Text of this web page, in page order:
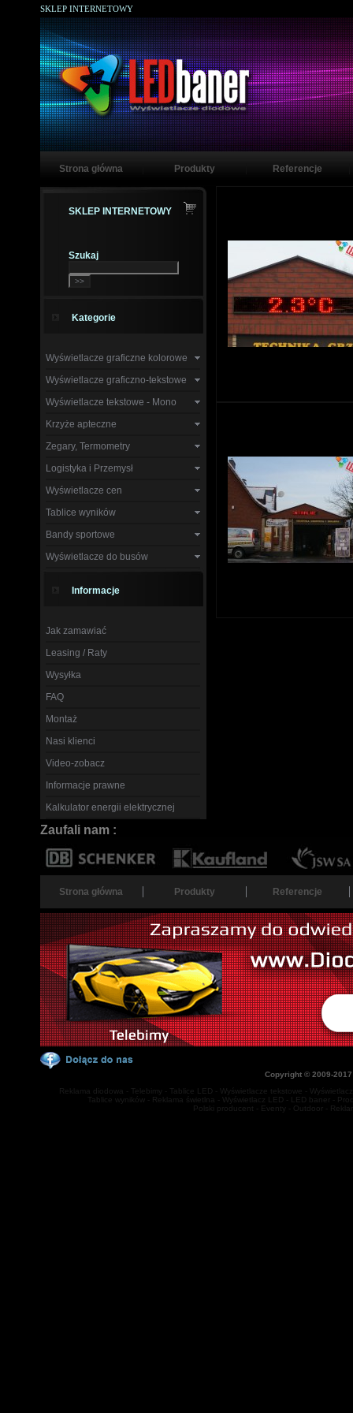
SKLEP INTERNETOWY
Strona główna Produkty Referencje
SKLEP INTERNETOWY
Szukaj
Kategorie
Wyświetlacze graficzne kolorowe
Wyświetlacze graficzno-tekstowe
Wyświetlacze tekstowe - Mono
Krzyże apteczne
Zegary, Termometry
Logistyka i Przemysł
Wyświetlacze cen
Tablice wyników
Bandy sportowe
Wyświetlacze do busów
Informacje
Jak zamawiać
Leasing / Raty
Wysyłka
FAQ
Montaż
Nasi klienci
Video-zobacz
Informacje prawne
Kalkulator energii elektrycznej
Zaufali nam :
Strona główna Produkty Referencje
Copyright © 2009-
Reklama diodowa - Telebimy - Tablice LED - Wyświetlacze tekstowe -
Tablice wyników - Reklama świetlna - Wyświetlacz LED - LED baner -
Polski producent - Eventy - Outdoor -